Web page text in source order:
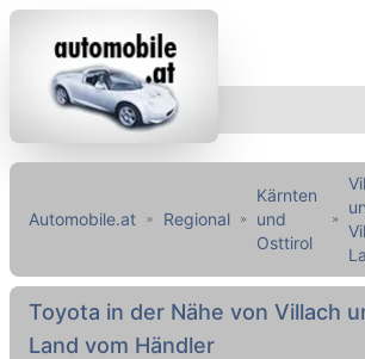
Automobile.at Regional
Kärnten
und
Osttirol
Toyota in der Nähe von Villach
Land vom Händler